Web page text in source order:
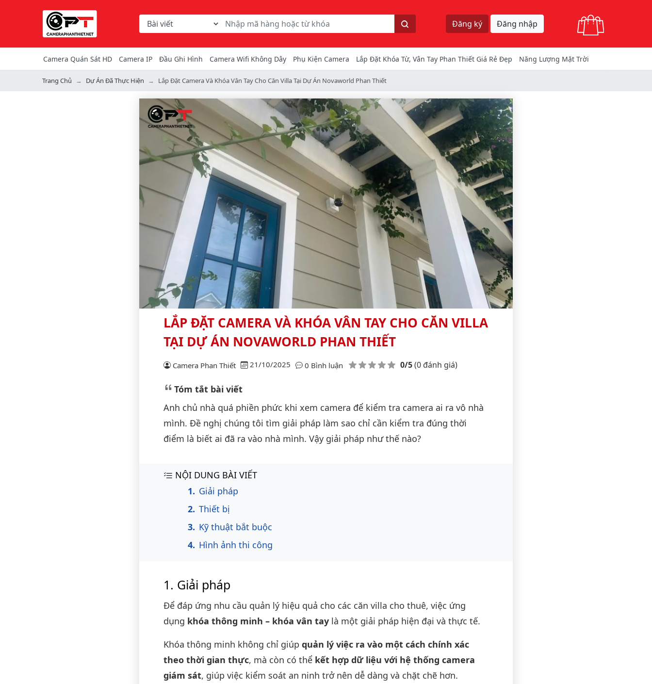
Chọn danh mục tìm kiếm
Từ khóa hoặc mã hàng
Tìm kiếm
Đăng ký Đăng nhập
Camera Quán Sát HD Camera IP Đầu Ghi Hình Camera Wifi Không Dây Phụ Kiện Camera Lắp Đặt Khóa Từ, Vân Tay Phan Thiết Giá Rẻ Đẹp Năng Lượng Mặt Trời
Trang Chủ Dự Án Đã Thực Hiện Lắp Đặt Camera Và Khóa Vân Tay Cho Căn Villa Tại Dự Án Novaworld Phan Thiết
LẮP ĐẶT CAMERA VÀ KHÓA VÂN TAY CHO CĂN VILLA
TẠI DỰ ÁN NOVAWORLD PHAN THIẾT
Camera Phan Thiết 21/10/2025 0 Bình luận Điểm đánh giá 0/5(0 đánh giá)
Tóm tắt bài viết
Anh chủ nhà quá phiền phức khi xem camera để kiểm tra camera ai ra vô nhà
mình. Đề nghị chúng tôi tìm giải pháp làm sao chỉ cần kiểm tra đúng thời
điểm là biết ai đã ra vào nhà mình. Vậy giải pháp như thế nào?
Nội dung bài viết
NỘI DUNG BÀI VIẾT
Giải pháp
Thiết bị
Kỹ thuật bắt buộc
Hình ảnh thi công
Giải pháp
Để đáp ứng nhu cầu quản lý hiệu quả cho các căn villa cho thuê, việc ứng
dụng khóa thông minh – khóa vân tay là một giải pháp hiện đại và thực tế.
Khóa thông minh không chỉ giúp quản lý việc ra vào một cách chính xác
theo thời gian thực, mà còn có thể kết hợp dữ liệu với hệ thống camera
giám sát, giúp việc kiểm soát an ninh trở nên dễ dàng và chặt chẽ hơn.